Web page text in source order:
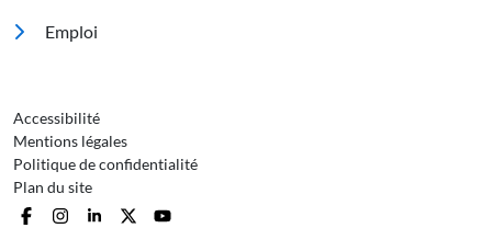
Emploi
Pied de page 3
Accessibilité
Mentions légales
Politique de confidentialité
Plan du site